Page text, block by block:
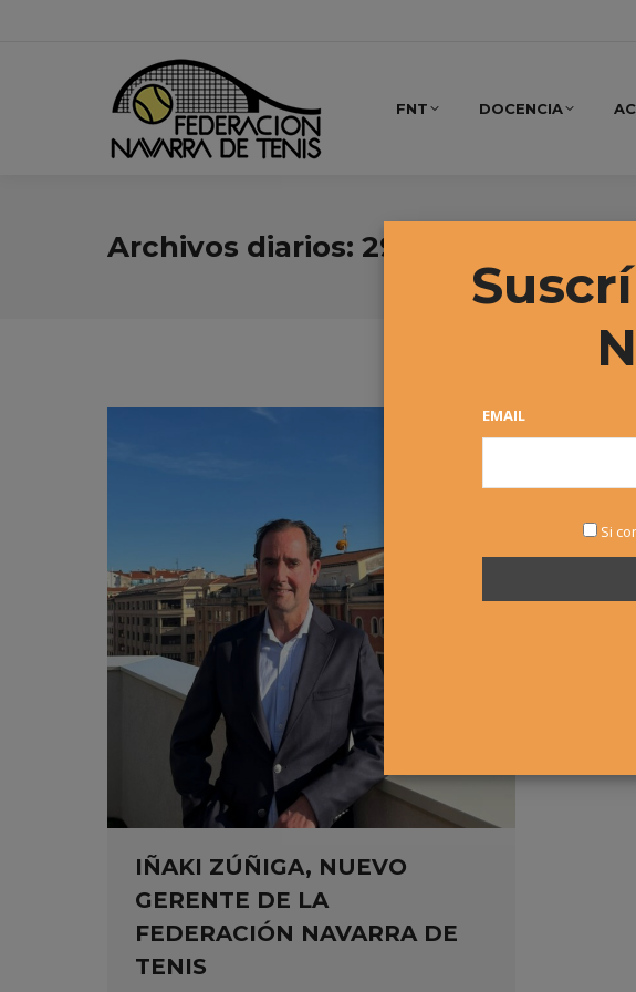
FNT DOCENCIA
Archivos diarios: 29 mayo, 2025
IÑAKI ZÚÑIGA, NUEVO
GERENTE DE LA
FEDERACIÓN NAVARRA DE
TENIS
EMAIL
Si